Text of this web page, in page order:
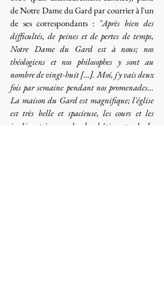
de Notre Dame du Gard par courrier à l'un
de ses correspondants : "Après bien des
difficultés, de peines et de pertes de temps,
Notre Dame du Gard est à nous; nos
théologiens et nos philosophes y sont au
nombre de vingt-huit [...]. Moi, j'y vais deux
fois par semaine pendant nos promenades...
La maison du Gard est magnifique; l'église
est très belle et spacieuse, les cours et les
jardins très grands, les bâtiments de la